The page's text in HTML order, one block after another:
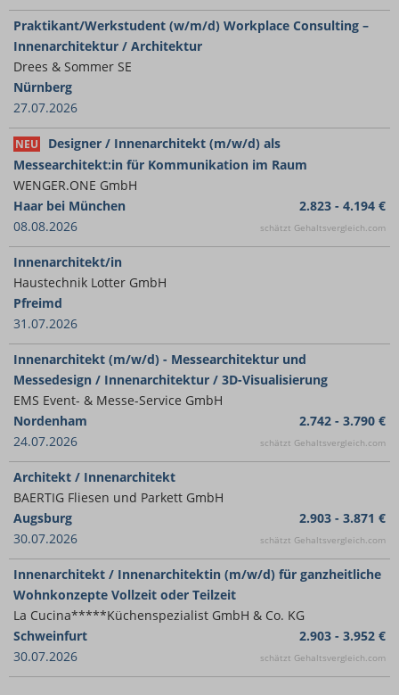
Praktikant/Werkstudent (w/m/d) Workplace Consulting –
Innenarchitektur / Architektur
Drees & Sommer SE
Nürnberg
27.07.2026
NEU
Designer / Innenarchitekt (m/w/d) als
Messearchitekt:in für Kommunikation im Raum
WENGER.ONE GmbH
Haar bei München
08.08.2026
2.823 - 4.194 €
schätzt Gehaltsvergleich.com
Innenarchitekt/in
Haustechnik Lotter GmbH
Pfreimd
31.07.2026
Innenarchitekt (m/w/d) - Messearchitektur und
Messedesign / Innenarchitektur / 3D-Visualisierung
EMS Event- & Messe-Service GmbH
Nordenham
24.07.2026
2.742 - 3.790 €
schätzt Gehaltsvergleich.com
Architekt / Innenarchitekt
BAERTIG Fliesen und Parkett GmbH
Augsburg
30.07.2026
2.903 - 3.871 €
schätzt Gehaltsvergleich.com
Innenarchitekt / Innenarchitektin (m/w/d) für ganzheitliche
Wohnkonzepte Vollzeit oder Teilzeit
La Cucina*****Küchenspezialist GmbH & Co. KG
Schweinfurt
30.07.2026
2.903 - 3.952 €
schätzt Gehaltsvergleich.com